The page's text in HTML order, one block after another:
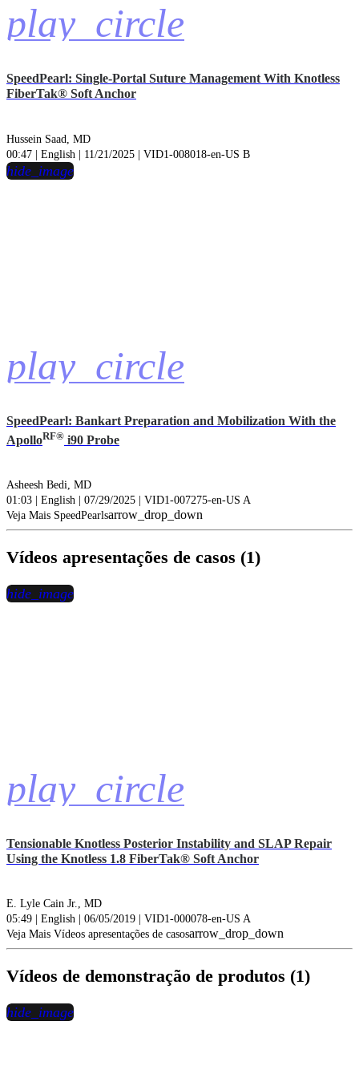
play_circle
SpeedPearl: Single-Portal Suture Management With Knotless
FiberTak® Soft Anchor
Hussein Saad, MD
00:47 | English | 11/21/2025 | VID1-008018-en-US B
play_circle
hide_image
SpeedPearl: Bankart Preparation and Mobilization With the
ApolloRF® i90 Probe
Asheesh Bedi, MD
01:03 | English | 07/29/2025 | VID1-007275-en-US A
Veja Mais SpeedPearlsarrow_drop_down
Vídeos apresentações de casos (1)
play_circle
hide_image
Tensionable Knotless Posterior Instability and SLAP Repair
Using the Knotless 1.8 FiberTak® Soft Anchor
E. Lyle Cain Jr., MD
05:49 | English | 06/05/2019 | VID1-000078-en-US A
Veja Mais Vídeos apresentações de casosarrow_drop_down
Vídeos de demonstração de produtos (1)
hide_image